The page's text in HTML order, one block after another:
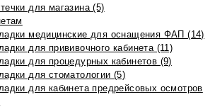
для магазина (5)
медицинские для оснащения ФАП (14)
для прививочного кабинета (11)
для процедурных кабинетов (9)
для стоматологии (5)
для кабинета предрейсовых осмотров